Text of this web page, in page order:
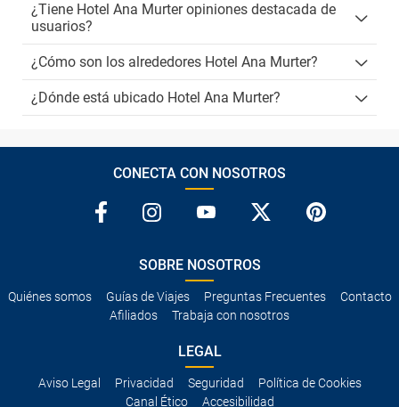
¿Tiene Hotel Ana Murter opiniones destacada de
usuarios?
¿Cómo son los alrededores Hotel Ana Murter?
¿Dónde está ubicado Hotel Ana Murter?
CONECTA CON NOSOTROS
SOBRE NOSOTROS
Quiénes somos Guías de Viajes Preguntas Frecuentes
Contacto
Afiliados
Trabaja con nosotros
LEGAL
Aviso Legal Privacidad Seguridad
Política de Cookies
Canal Ético
Accesibilidad